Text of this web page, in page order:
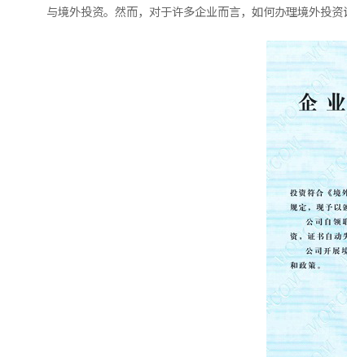
与境外投资。然而，对于许多企业而言，如何办理境外投